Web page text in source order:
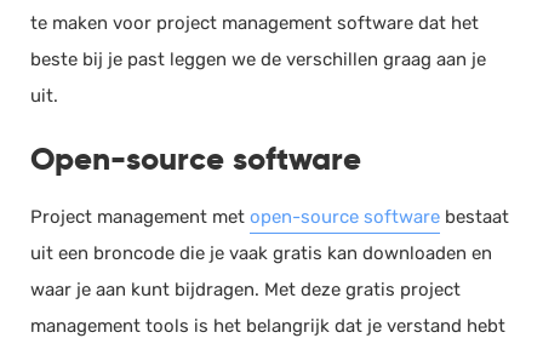
te maken voor project management software dat het
beste bij je past leggen we de verschillen graag aan je
uit.
Open-source software ​​
Project management met open-source software bestaat
uit een broncode die je vaak gratis kan downloaden en
waar je aan kunt bijdragen. Met deze gratis project
management tools is het belangrijk dat je verstand hebt